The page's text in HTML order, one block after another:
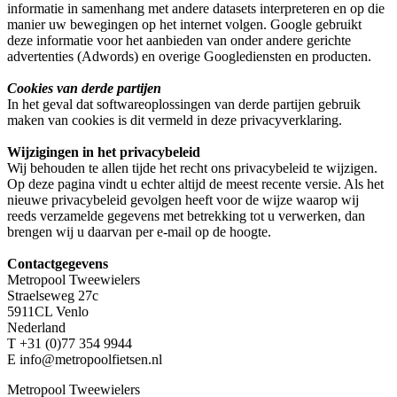
informatie in samenhang met andere datasets interpreteren en op die
manier uw bewegingen op het internet volgen. Google gebruikt
deze informatie voor het aanbieden van onder andere gerichte
advertenties (Adwords) en overige Googlediensten en producten.
Cookies van derde partijen
In het geval dat softwareoplossingen van derde partijen gebruik
maken van cookies is dit vermeld in deze privacyverklaring.
Wijzigingen in het privacybeleid
Wij behouden te allen tijde het recht ons privacybeleid te wijzigen.
Op deze pagina vindt u echter altijd de meest recente versie. Als het
nieuwe privacybeleid gevolgen heeft voor de wijze waarop wij
reeds verzamelde gegevens met betrekking tot u verwerken, dan
brengen wij u daarvan per e-mail op de hoogte.
Contactgegevens
Metropool Tweewielers
Straelseweg 27c
5911CL Venlo
Nederland
T +31 (0)77 354 9944
E info@metropoolfietsen.nl
Metropool Tweewielers